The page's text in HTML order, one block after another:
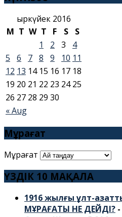
Қыркүйек 2016
M T W T F S S
« Aug
1 2 3
4
5
6 7 8 9 10 11
12 13 14 15 16 17 18
19 20 21 22 23 24 25
26 27 28 29 30
Мұрағат
Мұрағат
ҮЗДІК 10 МАҚАЛА
1916 жылғы ұлт-
МҰРАҒАТЫ НЕ ДЕЙДІ?